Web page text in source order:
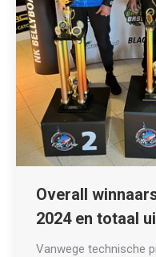
Overall
2024 en totaal
Vanwege technische